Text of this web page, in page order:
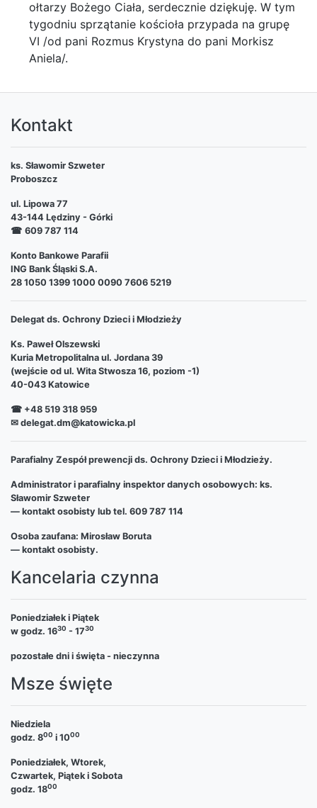
ołtarzy Bożego Ciała, serdecznie dziękuję. W tym
tygodniu sprzątanie kościoła przypada na grupę
VI /od pani Rozmus Krystyna do pani Morkisz
Aniela/.
Kontakt
ks. Sławomir Szweter
Proboszcz
ul. Lipowa 77
43-144 Lędziny - Górki
☎ 609 787 114
Konto Bankowe Parafii
ING Bank Śląski S.A.
28 1050 1399 1000 0090 7606 5219
Delegat ds. Ochrony Dzieci i Młodzieży
Ks. Paweł Olszewski
Kuria Metropolitalna ul. Jordana 39
(wejście od ul. Wita Stwosza 16, poziom -1)
40-043 Katowice
☎ +48 519 318 959
✉ delegat.dm@katowicka.pl
Parafialny Zespół prewencji ds. Ochrony Dzieci i Młodzieży.
Administrator i parafialny inspektor danych osobowych: ks.
Sławomir Szweter
— kontakt osobisty lub tel. 609 787 114
Osoba zaufana: Mirosław Boruta
— kontakt osobisty.
Kancelaria czynna
Poniedziałek i Piątek
w godz. 1630 - 1730
pozostałe dni i święta - nieczynna
Msze święte
Niedziela
godz. 800 i 1000
Poniedziałek, Wtorek,
Czwartek, Piątek i Sobota
godz. 1800